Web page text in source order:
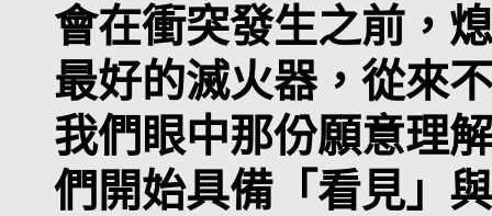
會在衝突發生之前，
最好的滅火器，從來
我們眼中那份願意理
們開始具備「看見」